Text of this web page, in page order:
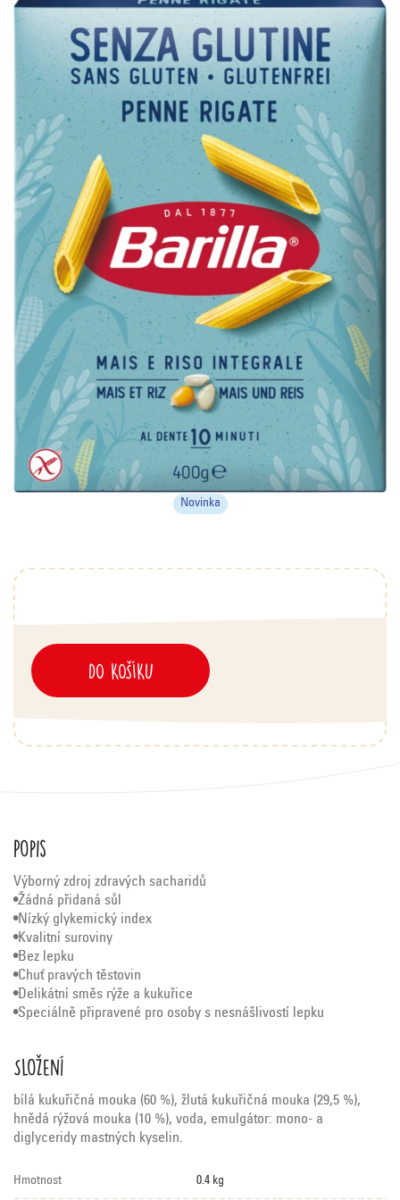
DO KOŠÍKU
Novinka
Popis
Výborný zdroj zdravých sacharidů
•Žádná přidaná sůl
•Nízký glykemický index
•Kvalitní suroviny
•Bez lepku
•Chuť pravých těstovin
•Delikátní směs rýže a kukuřice
•Speciálně připravené pro osoby s nesnášlivostí lepku
Složení
bílá kukuřičná mouka (60 %), žlutá kukuřičná mouka (29,5 %),
hnědá rýžová mouka (10 %), voda, emulgátor: mono- a
diglyceridy mastných kyselin.
Hmotnost 0.4 kg